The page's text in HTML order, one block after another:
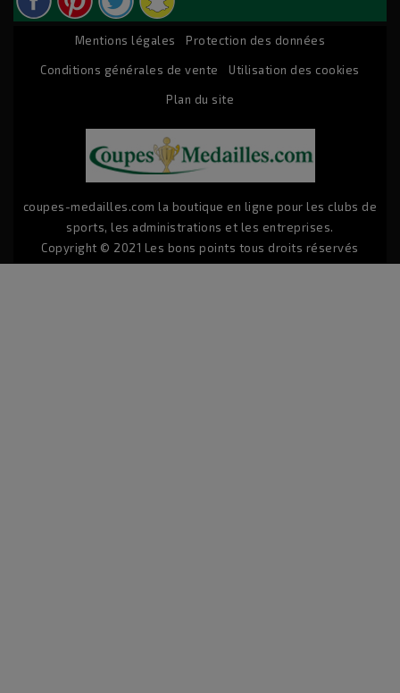
Mentions légales Protection des données
Conditions générales de vente Utilisation des cookies
Plan du site
coupes-medailles.com la boutique en ligne pour les clubs de
sports, les administrations et les entreprises.
Copyright © 2021 Les bons points tous droits réservés